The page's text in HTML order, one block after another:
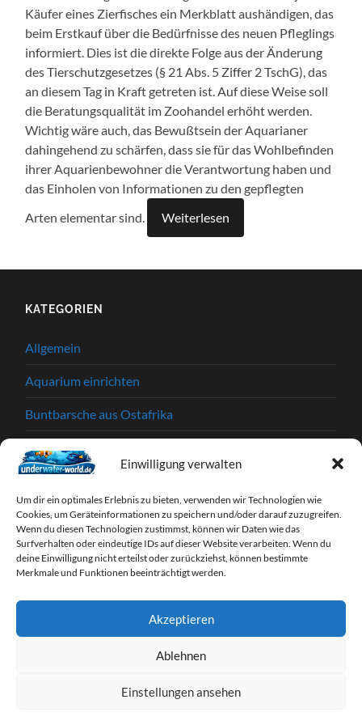
Einwilligung verwalten
Um dir ein optimales Erlebnis zu bieten, verwenden wir Technologien wie
Cookies, um Geräteinformationen zu speichern und/oder darauf zuzugreifen.
Wenn du diesen Technologien zustimmst, können wir Daten wie das
Surfverhalten oder eindeutige IDs auf dieser Website verarbeiten. Wenn du
deine Einwilligung nicht erteilst oder zurückziehst, können bestimmte
Merkmale und Funktionen beeinträchtigt werden.
Akzeptieren
Ablehnen
Einstellungen ansehen
Käufer eines Zierfisches ein Merkblatt aushändigen, das
beim Erstkauf über die Bedürfnisse des neuen Pfleglings
informiert. Dies ist die direkte Folge aus der Änderung
des Tierschutzgesetzes (§ 21 Abs. 5 Ziffer 2 TschG), das
an diesem Tag in Kraft getreten ist. Auf diese Weise soll
die Beratungsqualität im Zoohandel erhöht werden.
Wichtig wäre auch, das Bewußtsein der Aquarianer
dahingehend zu schärfen, dass sie für das Wohlbefinden
ihrer Aquarienbewohner die Verantwortung haben und
das Einholen von Informationen zu den gepflegten
Arten elementar sind.
Weiterlesen
KATEGORIEN
Allgemein
Aquarium einrichten
Buntbarsche aus Ostafrika
Einkaufstipps
Krankheiten und Parasiten
Partnerprogramme
Tipps & Tricks